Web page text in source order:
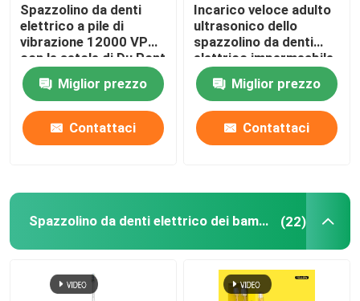
Spazzolino da denti
elettrico a pile di
vibrazione 12000 VPM
con le setole di Du Pont
Miglior prezzo
Contattaci
Incarico veloce adulto
ultrasonico dello
spazzolino da denti
elettrico impermeabile
di 4 modi
Miglior prezzo
Contattaci
Spazzolino da denti elettrico dei bambini (22)